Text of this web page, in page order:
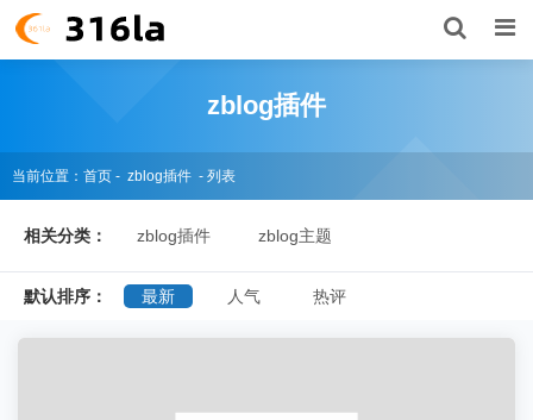
zblog插件
当前位置： 首页 - zblog插件 - 列表
相关分类： zblog插件 zblog主题
默认排序： 最新 人气 热评